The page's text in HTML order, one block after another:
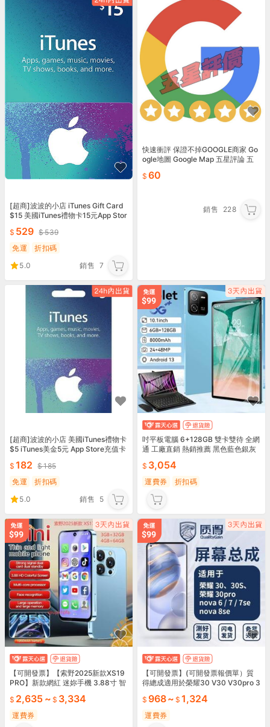
[超商]波波的小店 iTunes Gift Card
$15 美國iTunes禮物卡15元App Stor
529
539
免運
折扣碼
5.0
銷售 7
快速衝評 保證不掉GOOGLE商家 Go
ogle地圖 Google Map 五星評論 五
60
銷售 228
[超商]波波的小店 美國iTunes禮物卡
$5 iTunes美金5元 App Store充值卡
182
185
免運
折扣碼
5.0
銷售 5
吋平板電腦 6+128GB 雙卡雙待 全網
通 工廠直銷 熱銷推薦 黑色藍色銀灰
3,054
運費券 折扣碼
【可開發票】【索野2025新款XS19
PRO】新款網紅 迷妳手機 3.88寸 智
【2,635 ~ 3,334
運費券
【可開發票】(可開發票報價單）質
得總成適用於榮耀30 V30 V30pro 3
968~ 1,324
運費券